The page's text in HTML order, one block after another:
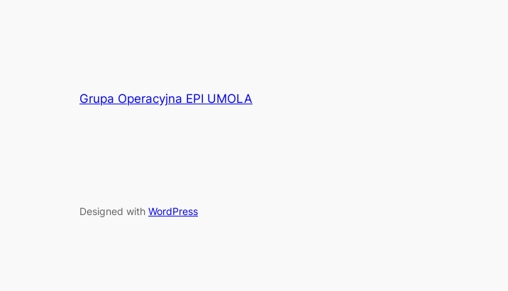
Grupa Operacyjna EPI UMOLA
Designed with WordPress